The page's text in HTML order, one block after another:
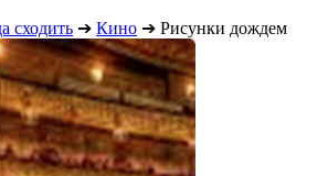
сходить ➔ Кино ➔ Рисунки дождем